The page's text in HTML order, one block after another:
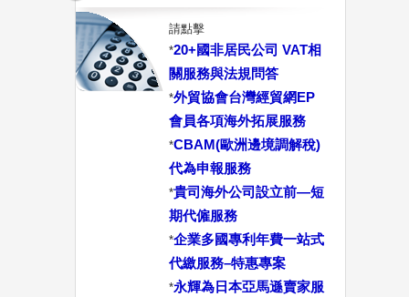
請點擊
*20+國非居民公司 VAT相
關服務與法規問答
*外貿協會台灣經貿網EP
會員各項海外拓展服務
*CBAM(歐洲邊境調解稅)
代為申報服務
*貴司海外公司設立前—短
期代僱服務
*企業多國專利年費一站式
代繳服務–特惠專案
*永輝為日本亞馬遜賣家服